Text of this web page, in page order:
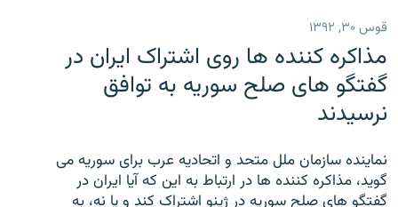
بازگشت
منوی
اصلی
مراجعه
صفحه
جستجو
منطقه
شرق میانه
جهان
افغانستان
جهان
جدول نشرات
مصاحبه‌ها
برنامه‌ها
ورزش
قوس ۳۰, ۱۳۹۲
مذاکره کننده ها روی اشتراک ایران در
گفتگو های صلح سوریه به توافق
نرسیدند
نماینده سازمان ملل متحد و اتحادیه عرب برای سوریه می
گوید، مذاکره کننده ها در ارتباط به این که آیا ایران در
گفتگو های صلح سوریه در ژینو اشتراک کند و یا نه، به